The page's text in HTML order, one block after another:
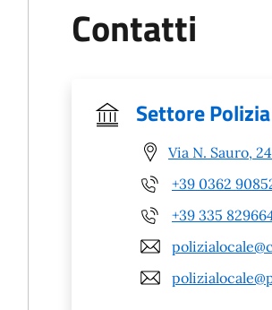
Contatti
Settore
Via N. Sauro,
+39 0362
+39 335